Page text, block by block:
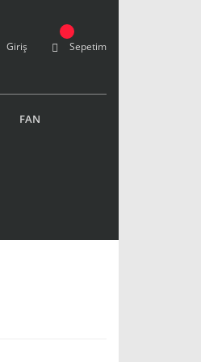
Giriş Sepetim
FAN